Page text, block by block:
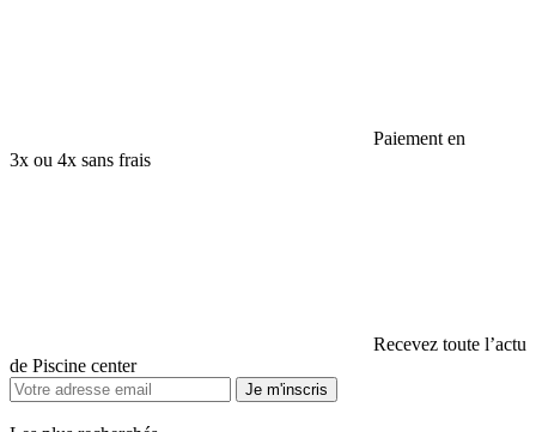
Paiement en
3x ou 4x sans frais
Recevez toute l’actu
de Piscine center
Je m'inscris